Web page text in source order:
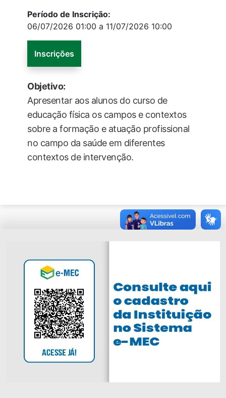
Período de Inscrição:
06/07/2026 01:00 a 11/07/2026 10:00
Inscrições
Objetivo:
Apresentar aos alunos do curso de
educação física os campos e contextos
sobre a formação e atuação profissional
no campo da saúde em diferentes
contextos de intervenção.